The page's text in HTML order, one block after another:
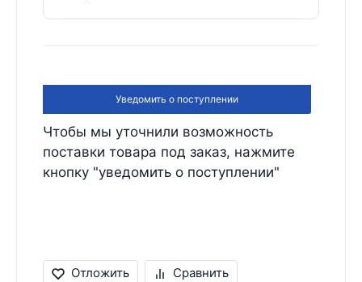
Уведомить о поступлении
Чтобы мы уточнили возможность
поставки товара под заказ, нажмите
кнопку "уведомить о поступлении"
Отложить Сравнить